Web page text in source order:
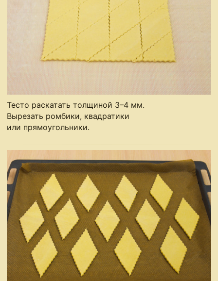
Тесто раскатать толщиной 3–4 мм.
Вырезать ромбики, квадратики
или прямоугольники.